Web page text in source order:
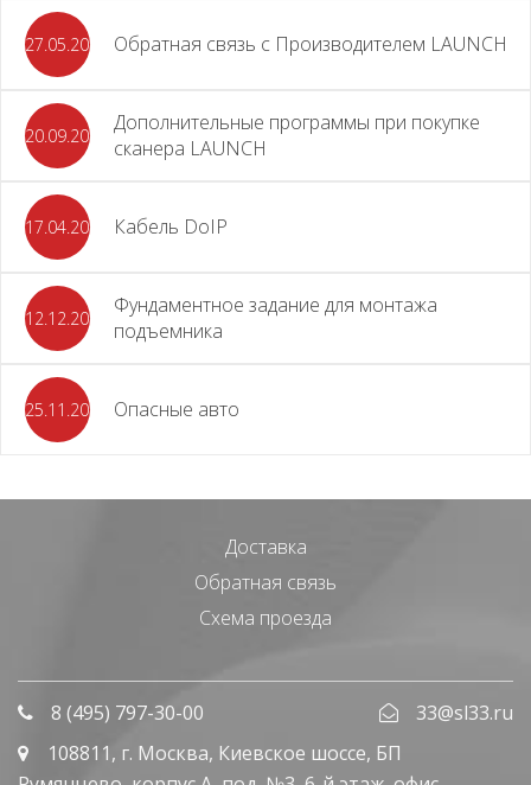
27.05.2026 Обратная связь с Производителем LAUNCH
20.09.2025
Дополнительные программы при покупке
сканера LAUNCH
17.04.2024 Кабель DoIP
12.12.2023
Фундаментное задание для монтажа
подъемника
25.11.2023 Опасные авто
Доставка
Обратная связь
Схема проезда
8 (495) 797-30-00
33@sl33.ru
108811, г. Москва, Киевское шоссе, БП